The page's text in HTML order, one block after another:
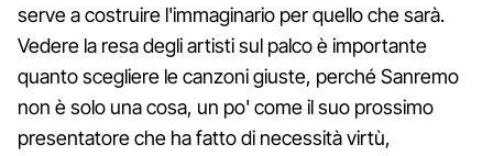
serve a costruire l'immaginario per quello che sarà.
Vedere la resa degli artisti sul palco è importante
quanto scegliere le canzoni giuste, perché Sanremo
non è solo una cosa, un po' come il suo prossimo
presentatore che ha fatto di necessità virtù,